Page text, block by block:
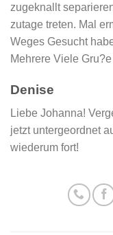
zugeknallt
zutage treten. Mal
Weges Gesucht
Mehrere Viele
Denise
Liebe Johanna!
jetzt untergeordnet
wiederum fort!